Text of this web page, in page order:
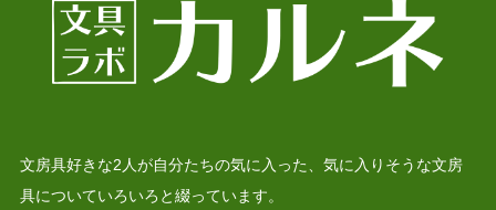
文房具好きな2人が自分たちの気に入った、気に入りそうな文房
具についていろいろと綴っています。